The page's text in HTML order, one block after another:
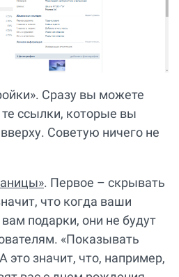
Сразу вы можете
ссылки, которые вы
Советую ничего не
. Первое – скрывать
что когда ваши
подарки, они не будут
«Показывать
это значит, что, например,